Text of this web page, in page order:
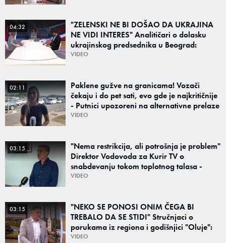
04:32
"ZELENSKI NE BI DOŠAO DA UKRAJINA
NE VIDI INTERES" Analitičari o dolasku
ukrajinskog predsednika u Beograd:
"Srbija može da razgovara sa svima"
VIDEO
02:11
Paklene gužve na granicama! Vozači
čekaju i do pet sati, evo gde je najkritičnije
- Putnici upozoreni na alternativne prelaze
VIDEO
03:15
"Nema restrikcija, ali potrošnja je problem"
Direktor Vodovoda za Kurir TV o
snabdevanju tokom toplotnog talasa -
Poznato kakva je situacija sa vodom
VIDEO
03:15
"NEKO SE PONOSI ONIM ČEGA BI
TREBALO DA SE STIDI" Stručnjaci o
porukama iz regiona i godišnjici "Oluje":
"Ponos na stradanje je anticivilizacijska
VIDEO